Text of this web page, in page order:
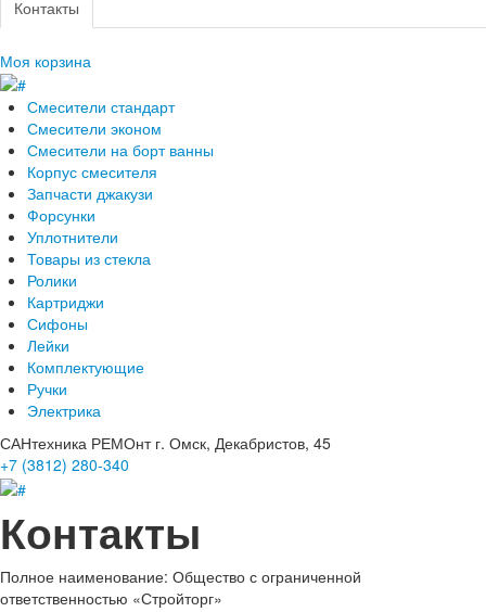
Контакты
Моя корзина
Смесители стандарт
Смесители эконом
Смесители на борт ванны
Корпус смесителя
Запчасти джакузи
Форсунки
Уплотнители
Товары из стекла
Ролики
Картриджи
Сифоны
Лейки
Комплектующие
Ручки
Электрика
САНтехника РЕМОнт г. Омск, Декабристов, 45
+7 (3812) 280-340
Контакты
Полное наименование: Общество с ограниченной
ответственностью «Стройторг»